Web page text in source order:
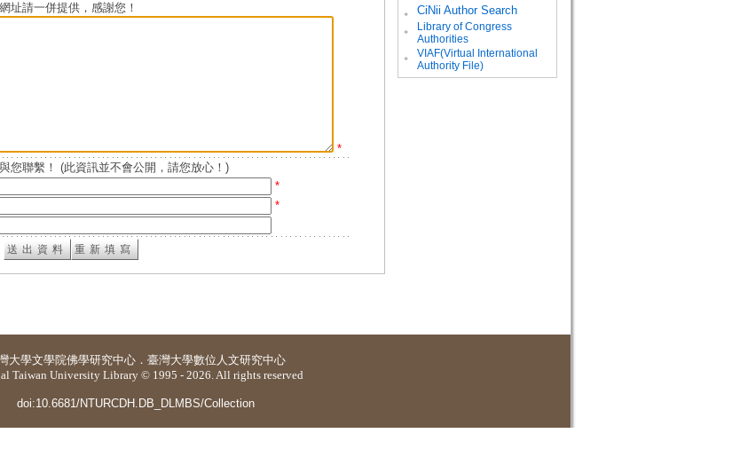
址請一併提供，感謝您！
*
您聯繫！ (此資訊並不會公開，請您放心！)
*
*
。
CiNii Author Search
。
Library of Congress
Authorities
。
VIAF(Virtual International
Authority File)
大學文學院佛學研究中心 ． 臺灣大學數位人文研究中心
Taiwan University Library © 1995 - 2026. All rights reserved
doi:10.6681/NTURCDH.DB_DLMBS/Collection